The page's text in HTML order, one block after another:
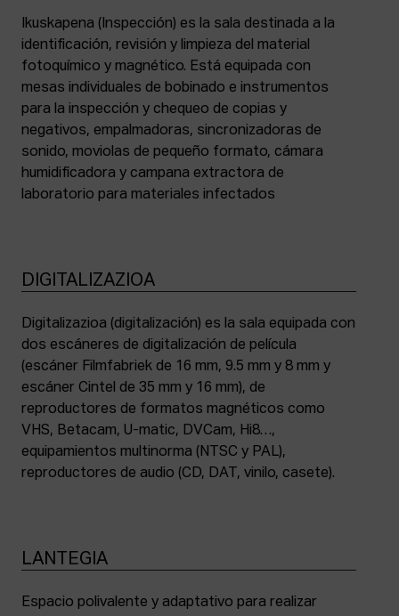
Ikuskapena (Inspección) es la sala destinada a la
identificación, revisión y limpieza del material
fotoquímico y magnético. Está equipada con
mesas individuales de bobinado e instrumentos
para la inspección y chequeo de copias y
negativos, empalmadoras, sincronizadoras de
sonido, moviolas de pequeño formato, cámara
humidificadora y campana extractora de
laboratorio para materiales infectados
DIGITALIZAZIOA
Digitalizazioa (digitalización) es la sala equipada con
dos escáneres de digitalización de película
(escáner Filmfabriek de 16 mm, 9.5 mm y 8 mm y
escáner Cintel de 35 mm y 16 mm), de
reproductores de formatos magnéticos como
VHS, Betacam, U-matic, DVCam, Hi8…,
equipamientos multinorma (NTSC y PAL),
reproductores de audio (CD, DAT, vinilo, casete).
LANTEGIA
Espacio polivalente y adaptativo para realizar